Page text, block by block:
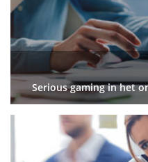
Serious gaming in het